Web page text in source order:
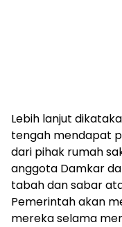
Lebih lanjut
tengah mendapat
dari pihak rumah
anggota Damkar
tabah dan sabar
Pemerintah akan
mereka selama